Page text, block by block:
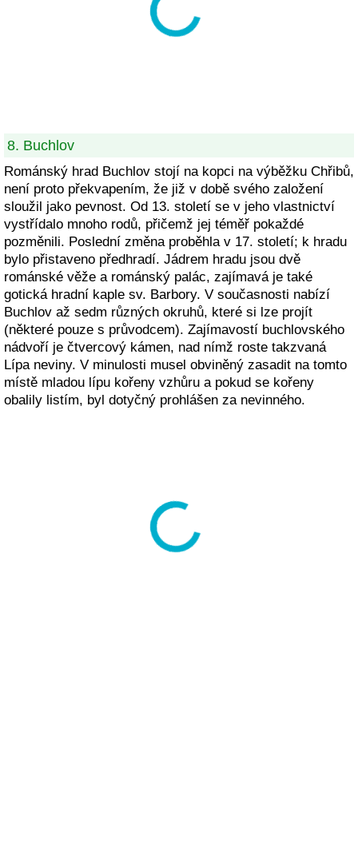
8. Buchlov
Románský hrad Buchlov stojí na kopci na výběžku Chřibů,
není proto překvapením, že již v době svého založení
sloužil jako pevnost. Od 13. století se v jeho vlastnictví
vystřídalo mnoho rodů, přičemž jej téměř pokaždé
pozměnili. Poslední změna proběhla v 17. století; k hradu
bylo přistaveno předhradí. Jádrem hradu jsou dvě
románské věže a románský palác, zajímavá je také
gotická hradní kaple sv. Barbory. V současnosti nabízí
Buchlov až sedm různých okruhů, které si lze projít
(některé pouze s průvodcem). Zajímavostí buchlovského
nádvoří je čtvercový kámen, nad nímž roste takzvaná
Lípa neviny. V minulosti musel obviněný zasadit na tomto
místě mladou lípu kořeny vzhůru a pokud se kořeny
obalily listím, byl dotyčný prohlášen za nevinného.